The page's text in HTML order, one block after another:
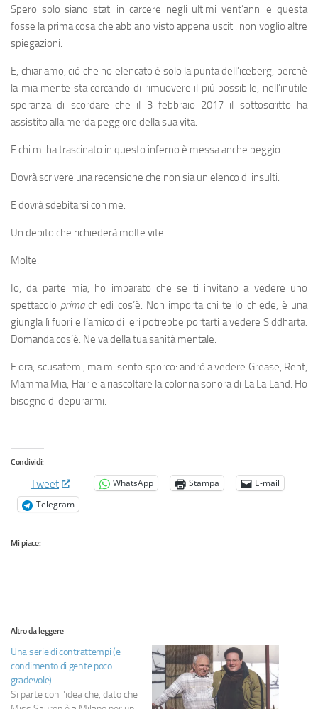
Spero solo siano stati in carcere negli ultimi vent’anni e questa
fosse la prima cosa che abbiano visto appena usciti: non voglio altre
spiegazioni.
E, chiariamo, ciò che ho elencato è solo la punta dell’iceberg, perché
la mia mente sta cercando di rimuovere il più possibile, nell’inutile
speranza di scordare che il 3 febbraio 2017 il sottoscritto ha
assistito alla merda peggiore della sua vita.
E chi mi ha trascinato in questo inferno è messa anche peggio.
Dovrà scrivere una recensione che non sia un elenco di insulti.
E dovrà sdebitarsi con me.
Un debito che richiederà molte vite.
Molte.
Io, da parte mia, ho imparato che se ti invitano a vedere uno
spettacolo primachiedi cos’è. Non importa chi te lo chiede, è una
giungla lì fuori e l’amico di ieri potrebbe portarti a vedere Siddharta.
Domanda cos’è. Ne va della tua sanità mentale.
E ora, scusatemi, ma mi sento sporco: andrò a vedere Grease, Rent,
Mamma Mia, Hair e a riascoltare la colonna sonora di La La Land. Ho
bisogno di depurarmi.
Condividi:
Tweet WhatsApp Stampa
E-mail
Telegram
Mi piace:
Altro da leggere
Una serie di contrattempi (e
condimento di gente poco
gradevole)
Si parte con l'idea che, dato che